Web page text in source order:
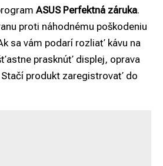
ASUS Perfektná záruka.
proti náhodnému poškodeniu
sa vám podarí rozliať kávu na
prasknúť displej, oprava
Stačí produkt zaregistrovať do